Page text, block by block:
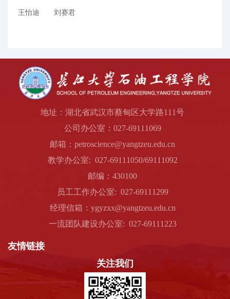
王怡迪 刘赛君
地址：湖北省武汉市蔡甸区大学路111号
公司办公室：027-69111069
邮箱：petroscience@yangtzeu.edu.cn
教学办公室: 027-69111050/69111092
邮编：430100
员工工作办公室: 027-69111299
经理信箱：ygyzxx@yangtzeu.edu.cn
一流团队建设办公室: 027-69111223
友情链接
关注我们